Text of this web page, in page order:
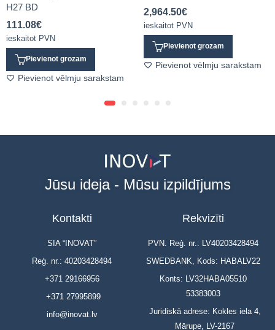
H27 BD
111.08€
ieskaitot PVN
Pievienot grozam
Pievienot vēlmju sarakstam
2,964.50€
ieskaitot PVN
Pievienot grozam
Pievienot vēlmju sarakstam
Jūsu ideja - Mūsu izpildījums
Kontakti
SIA “INOVAT”
Reģ. nr.: 40203428494
+371 29166956
+371 27995899
info@inovat.lv
Rekvizīti
PVN. Reģ. nr.: LV40203428494
SWEDBANK, Kods: HABALV22
Konts: LV32HABA05510
53383003
Juridiskā adrese: Kokles iela 4,
Mārupe, LV-2167